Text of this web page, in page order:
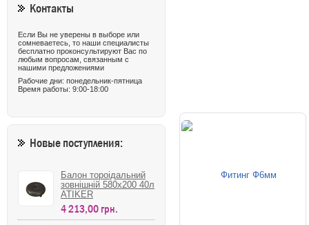
Контакты
Если Вы не уверены в выборе или
сомневаетесь, то наши специалисты
бесплатно проконсультируют Вас по
любым вопросам, связанным с
нашими предложениями
Рабочие дни: понедельник-пятница
Время работы: 9:00-18:00
Новые поступления:
Балон тороідальний
зовнішній 580х200 40л
ATIKER
4 213,00 грн.